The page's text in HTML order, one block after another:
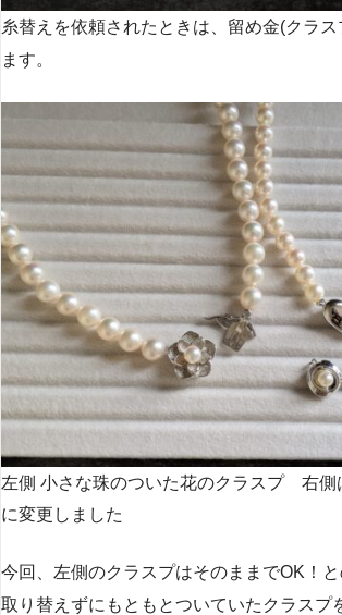
糸替えを依頼されたときは、留め金(クラ
ます。
左側 小さな珠のついた花のクラスプ 右側
に変更しました
今回、左側のクラスプはそのままでOK！
取り替えずにもともとついていたクラスプ